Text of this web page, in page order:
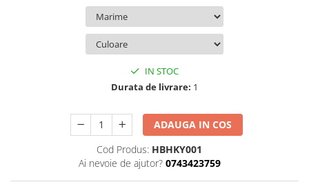
Colectii Non-Anime
LeagueOfLegends
Match-uri de cuplu
IN STOC
Durata de livrare: 1
ADAUGA IN COS
Cod Produs: HBHKY001
Ai nevoie de ajutor? 0743423759